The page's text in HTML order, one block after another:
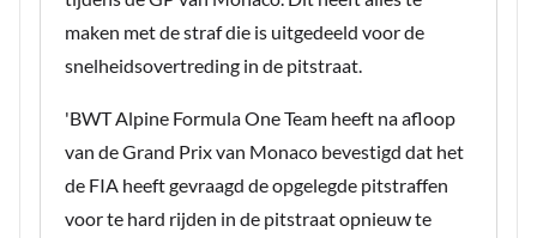
maken met de straf die is uitgedeeld voor de
snelheidsovertreding in de pitstraat.
'BWT Alpine Formula One Team heeft na afloop
van de Grand Prix van Monaco bevestigd dat het
de FIA heeft gevraagd de opgelegde pitstraffen
voor te hard rijden in de pitstraat opnieuw te